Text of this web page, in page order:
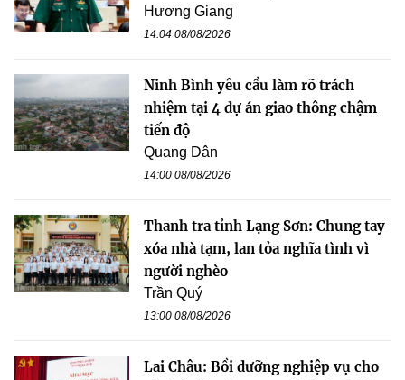
Hương Giang
14:04 08/08/2026
Ninh Bình yêu cầu làm rõ trách
nhiệm tại 4 dự án giao thông chậm
tiến độ
Quang Dân
14:00 08/08/2026
Thanh tra tỉnh Lạng Sơn: Chung tay
xóa nhà tạm, lan tỏa nghĩa tình vì
người nghèo
Trần Quý
13:00 08/08/2026
Lai Châu: Bồi dưỡng nghiệp vụ cho